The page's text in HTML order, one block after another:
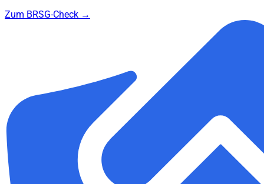
Zum BRSG-Check →